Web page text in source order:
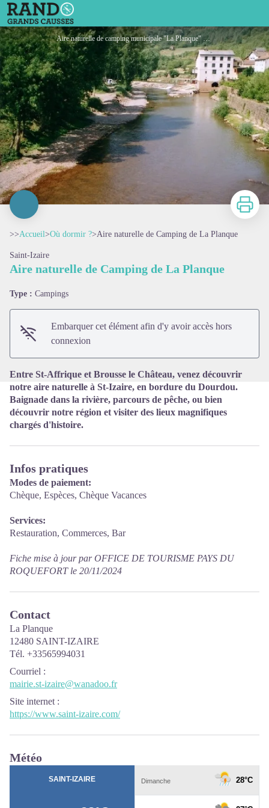
Aire naturelle de Camping de La Planque
Aire naturelle de camping municipale "La Planque" - ROQUEFORT TOURISME
Imprimer
>>Accueil>Où dormir ?>Aire naturelle de Camping de La Planque
Saint-Izaire
Aire naturelle de Camping de La Planque
Type : Campings
Embarquer cet élément afin d'y avoir accès hors
connexion
Entre St-Affrique et Brousse le Château, venez découvrir
notre aire naturelle à St-Izaire, en bordure du Dourdou.
Baignade dans la rivière, parcours de pêche, ou bien
découvrir notre région et visiter des lieux magnifiques
chargés d'histoire.
Infos pratiques
Modes de paiement:
Chèque, Espèces, Chèque Vacances
Services:
Restauration, Commerces, Bar
Fiche mise à jour par OFFICE DE TOURISME PAYS DU
ROQUEFORT le 20/11/2024
Contact
La Planque
12480 SAINT-IZAIRE
Tél. +33565994031
Courriel :
mairie.st-izaire@wanadoo.fr
Site internet :
https://www.saint-izaire.com/
Météo